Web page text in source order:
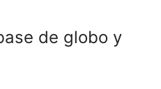
de globo y